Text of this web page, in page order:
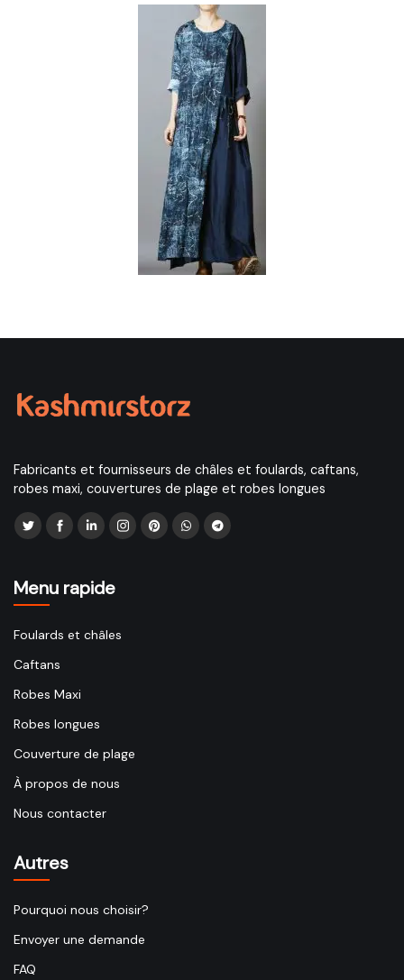
Fabricants et fournisseurs de châles et foulards, caftans,
robes maxi, couvertures de plage et robes longues
Menu rapide
Foulards et châles
Caftans
Robes Maxi
Robes longues
Couverture de plage
À propos de nous
Nous contacter
Autres
Pourquoi nous choisir?
Envoyer une demande
FAQ